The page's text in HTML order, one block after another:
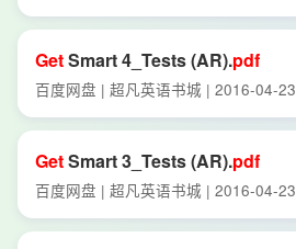
GetSmart 4_Tests (AR).pdf
百度网盘 | 超凡英语书城 | 2016-04-23
GetSmart 3_Tests (AR).pdf
百度网盘 | 超凡英语书城 | 2016-04-23